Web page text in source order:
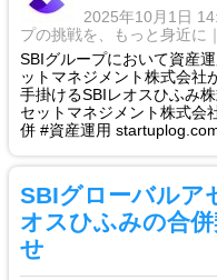
2025年10月1日
プの挑戦を、もっと身近に
SBIグループにおいて資産
ットマネジメント株式会社
手掛けるSBIレオスひふみ
セットマネジメント株式会
併 #資産運用
SBIグローバルア
オスひふみの合
せ